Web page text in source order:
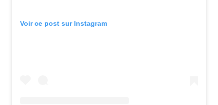
Voir ce post sur Instagram